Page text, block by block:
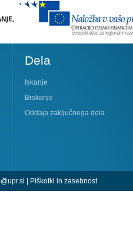
Dela
Iskanje
Brskanje
Oddaja zaključnega dela
| Piškotki in zasebnost